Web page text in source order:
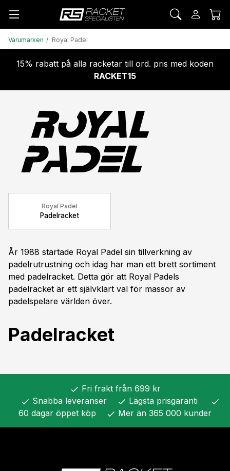
Varumärken Royal Padel
15% rabatt på alla racketar till ord. pris med koden
RACKET15
Royal Padel
Padelracket
År 1988 startade Royal Padel sin tillverkning av
padelrutrustning och idag har man ett brett sortiment
med padelracket. Detta gör att Royal Padels
padelracket är ett självklart val för massor av
padelspelare världen över.
Padelracket
check Fri frakt från 699 kr
check Snabba leveranser check Lägsta prisgaranti check
60 dagar öppet köp check Mer än 365 000 kunder